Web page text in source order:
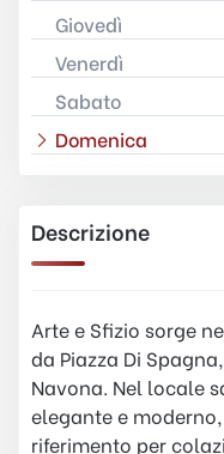
Giovedì
Venerdì
Sabato
Domenica
Descrizione
Arte e Sfizio sorge
da Piazza Di
Navona. Nel locale
elegante e
riferimento per